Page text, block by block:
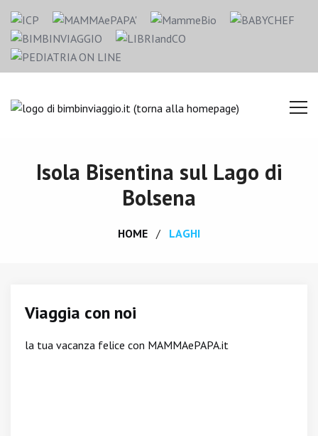
Isola Bisentina sul Lago di
Bolsena
HOME LAGHI
Viaggia con noi
la tua vacanza felice con MAMMAePAPA.it